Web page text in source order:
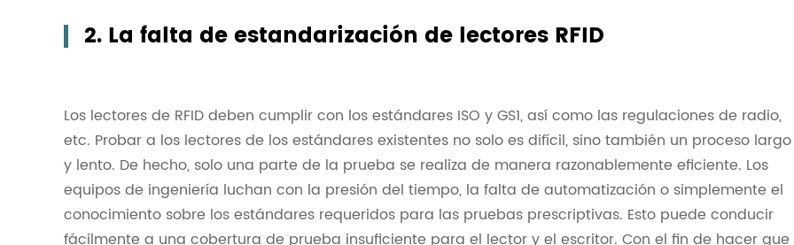
2. La falta de estandarización de lectores RFID
Los lectores de RFID deben cumplir con los estándares ISO y GS1, así como las regulaciones de radio,
etc. Probar a los lectores de los estándares existentes no solo es difícil, sino también un proceso largo
y lento. De hecho, solo una parte de la prueba se realiza de manera razonablemente eficiente. Los
equipos de ingeniería luchan con la presión del tiempo, la falta de automatización o simplemente el
conocimiento sobre los estándares requeridos para las pruebas prescriptivas. Esto puede conducir
fácilmente a una cobertura de prueba insuficiente para el lector y el escritor. Con el fin de hacer que